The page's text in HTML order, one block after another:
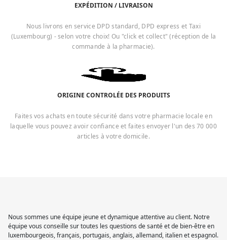
EXPÉDITION / LIVRAISON
Nous livrons en service DPD standard, DPD express et Taxi
(Luxembourg) - selon votre choix! Ou "click et collect" (réception de la
commande à la pharmacie).
ORIGINE CONTROLÉE DES PRODUITS
Faites vos achats en toute sécurité dans votre pharmacie locale en
laquelle vous pouvez avoir confiance et faites envoyer l'un des 70 000
articles à votre domicile.
Nous sommes une équipe jeune et dynamique attentive au client. Notre
équipe vous conseille sur toutes les questions de santé et de bien-être en
luxembourgeois, français, portugais, anglais, allemand, italien et espagnol.